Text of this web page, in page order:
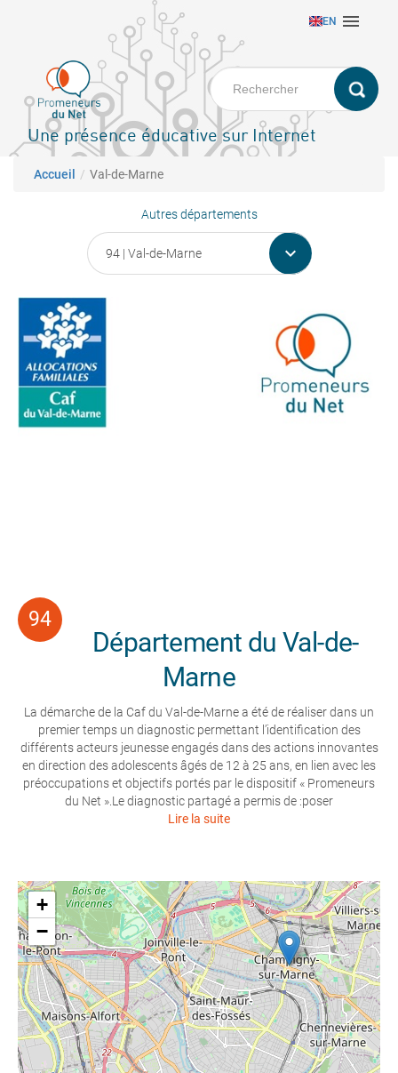
principal
EN 
Une présence éducative sur Internet
Fil d'Ariane
Accueil Val-de-Marne
Autres départements

Département du Val-de-
Marne
La démarche de la Caf du Val-de-Marne a été de réaliser dans un
premier temps un diagnostic permettant l’identification des
différents acteurs jeunesse engagés dans des actions innovantes
en direction des adolescents âgés de 12 à 25 ans, en lien avec les
préoccupations et objectifs portés par le dispositif « Promeneurs
du Net ».Le diagnostic partagé a permis de :poser
Lire la suite
+
−